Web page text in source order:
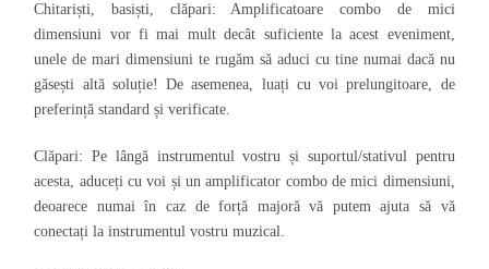
Chitariști, basiști, clăpari: Amplificatoare combo de mici
dimensiuni vor fi mai mult decât suficiente la acest eveniment,
unele de mari dimensiuni te rugăm să aduci cu tine numai dacă nu
găsești altă soluție! De asemenea, luați cu voi prelungitoare, de
preferință standard și verificate.
Clăpari: Pe lângă instrumentul vostru și suportul/stativul pentru
acesta, aduceți cu voi și un amplificator combo de mici dimensiuni,
deoarece numai în caz de forță majoră vă putem ajuta să vă
conectați la instrumentul vostru muzical.